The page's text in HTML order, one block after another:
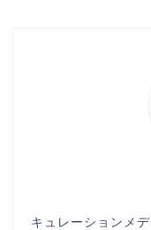
キュレーションメ